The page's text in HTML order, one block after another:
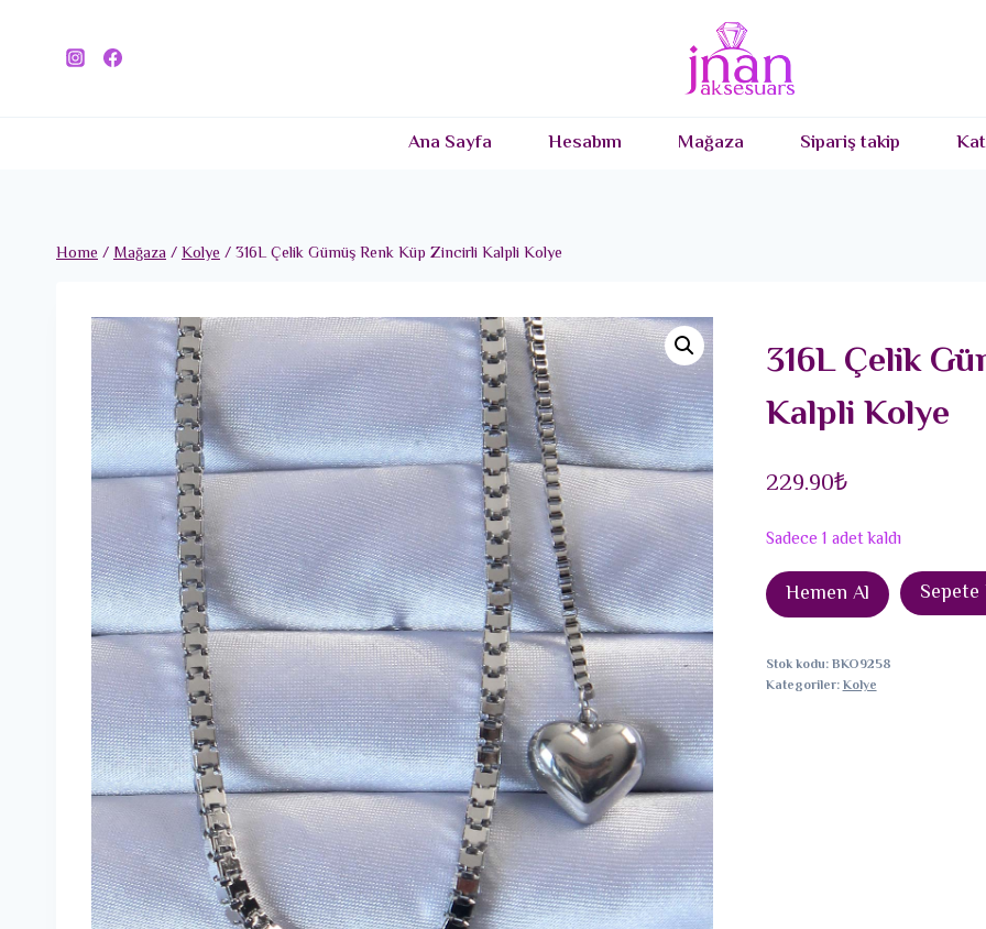
Ana Sayfa Hesabım Mağaza Sipariş takip
Home/Mağaza/Kolye/316L Çelik Gümüş Renk Küp Zincirli Kalpli Kolye
316L Çelik
Kalpli Kolye
229.90₺
Sadece 1 adet kaldı
Hemen Al
316L
Çelik
Sepete
Stok kodu:BKO9258
Kategoriler:Kolye